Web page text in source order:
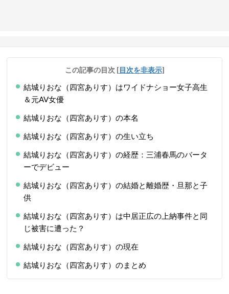
この記事の目次 [目次を非表示]
結城りおな（四宮ありす）はワイドナショー女子高生
＆元AV女優
結城りおな（四宮ありす）の本名
結城りおな（四宮ありす）の生い立ち
結城りおな（四宮ありす）の経歴：三浦春馬のバータ
ーでデビュー
結城りおな（四宮ありす）の結婚と離婚歴・旦那と子
供
結城りおな（四宮ありす）は中居正広の上納事件と同
じ被害に遭った？
結城りおな（四宮ありす）の現在
結城りおな（四宮ありす）のまとめ